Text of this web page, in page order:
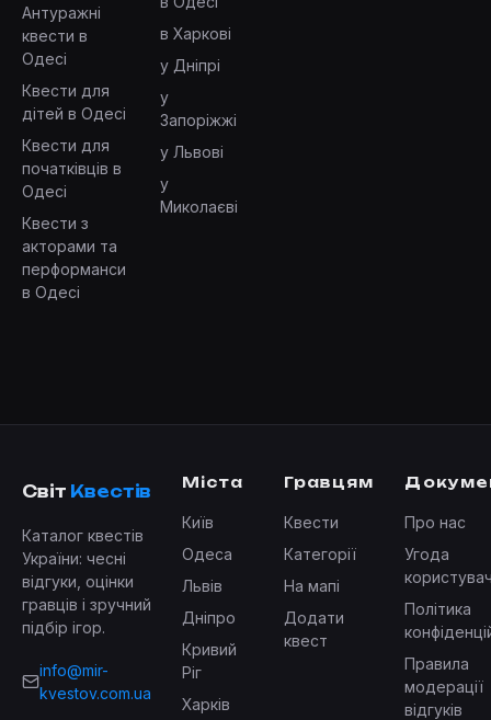
Антуражні
квести в
Одесі
Квести для
дітей в Одесі
Квести для
початківців в
Одесі
Квести з
акторами та
перформанси
в Одесі
в Харкові
у Дніпрі
у
Запоріжжі
у Львові
у
Миколаєві
Світ Квестів
Каталог квестів
України: чесні
відгуки, оцінки
гравців і зручний
підбір ігор.
info@mir-
kvestov.com.ua
Міста
Київ
Одеса
Львів
Дніпро
Кривий
Ріг
Харків
Гравцям
Квести
Категорії
На мапі
Додати
квест
Про нас
Угода
Політика
Правила
модерації
відгуків